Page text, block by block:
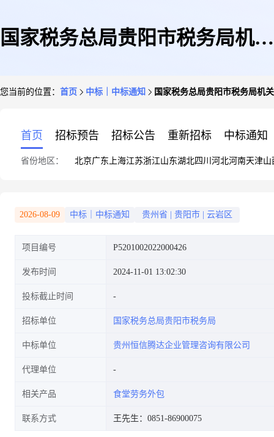
国家税务总局贵阳市税务局机关
您当前的位置： 首页 中标｜中标通知 国家税务总局贵阳市税务局机
首页 招标预告 招标公告 重新招标 中标通知
省份地区： 北京广东 上海江苏浙江山东湖北四川 河北河南天津山
2026-08-09 中标｜中标通知 贵州省 贵阳市 云岩区
项目编号 P5201002022000426
发布时间 2024-11-01 13:02:30
投标截止时间
招标单位 国家税务总局贵阳市税务局
中标单位 贵州恒信腾达企业管理咨询有限公司
代理单位
相关产品 食堂劳务外包
联系方式 王先生：0851-86900075